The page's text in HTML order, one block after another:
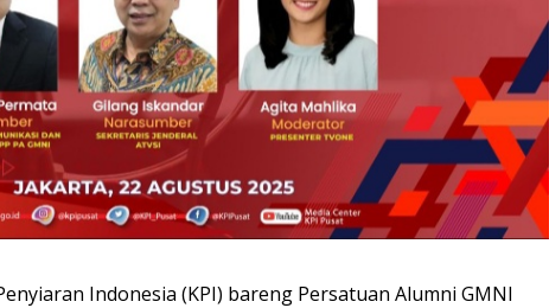
Indonesia (KPI) bareng Persatuan Alumni GMNI